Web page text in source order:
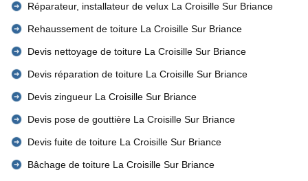
Réparateur, installateur de velux La Croisille Sur Briance
Rehaussement de toiture La Croisille Sur Briance
Devis nettoyage de toiture La Croisille Sur Briance
Devis réparation de toiture La Croisille Sur Briance
Devis zingueur La Croisille Sur Briance
Devis pose de gouttière La Croisille Sur Briance
Devis fuite de toiture La Croisille Sur Briance
Bâchage de toiture La Croisille Sur Briance